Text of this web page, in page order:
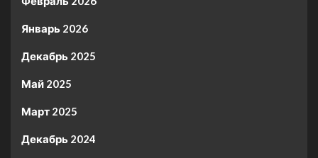
Январь 2026
Декабрь 2025
Май 2025
Март 2025
Декабрь 2024